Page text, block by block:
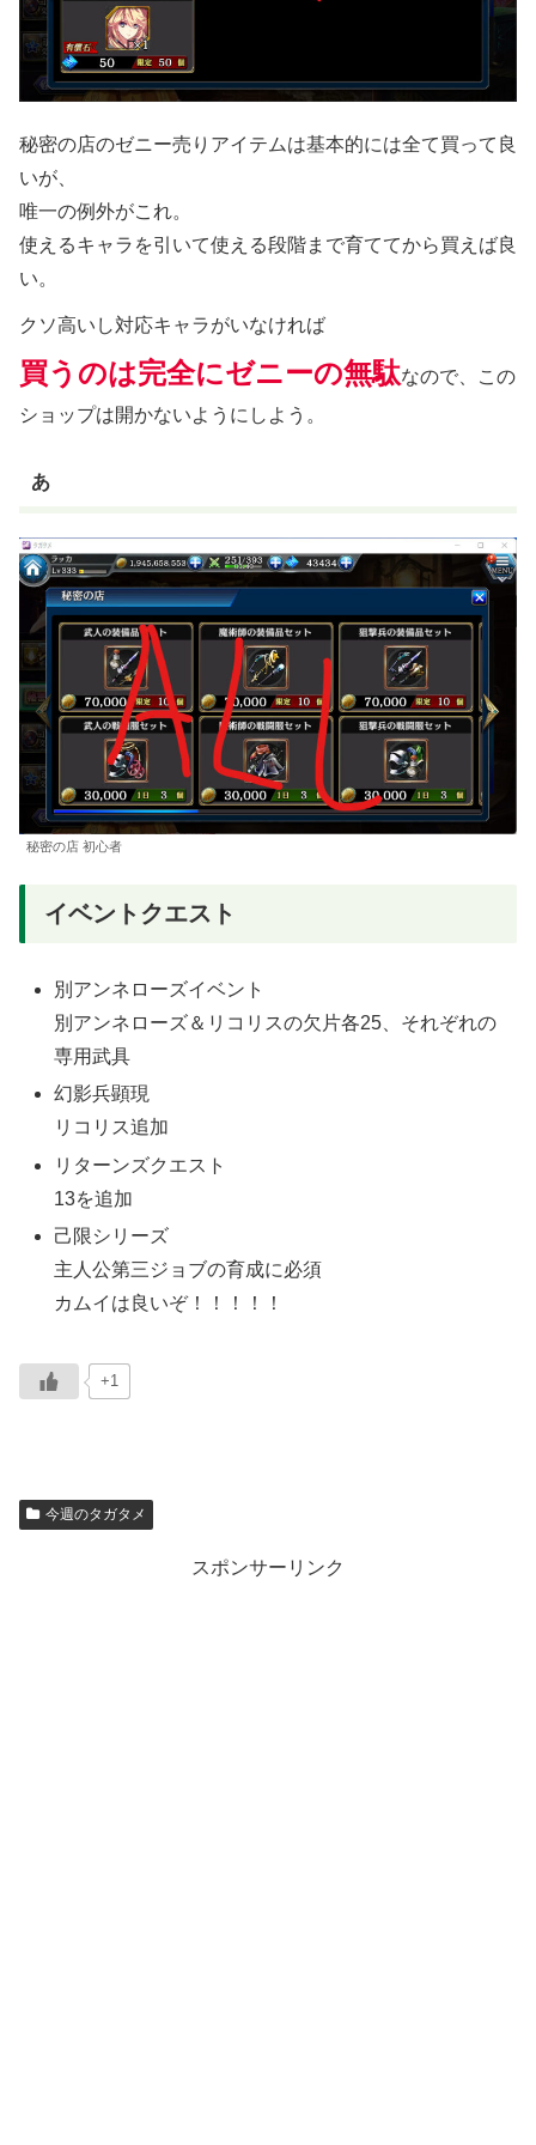
秘密の店のゼニー売りアイテムは基本的には全て買って良
いが、
唯一の例外がこれ。
使えるキャラを引いて使える段階まで育ててから買えば良
い。
クソ高いし対応キャラがいなければ
買うのは完全にゼニーの無駄なので、この
ショップは開かないようにしよう。
あ
秘密の店 初心者
イベントクエスト
別アンネローズイベント
別アンネローズ＆リコリスの欠片各25、それぞれの
専用武具
幻影兵顕現
リコリス追加
リターンズクエスト
13を追加
己限シリーズ
主人公第三ジョブの育成に必須
カムイは良いぞ！！！！！
+1
今週のタガタメ
スポンサーリンク